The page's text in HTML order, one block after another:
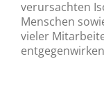
verursachten
Menschen
vieler